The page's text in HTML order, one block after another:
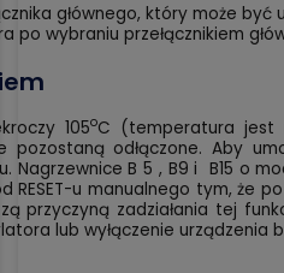
głównego, który może
po wybraniu przełącznikiem
105oC (temperatura jest
odłączone. Aby
B 5 , B9 i B15 o
RESET-u manualnego tym,
przyczyną zadziałania tej
lub wyłączenie urządzenia